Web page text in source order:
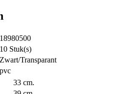
18980500
10 Stuk(s)
Zwart/Transparant
pvc
33 cm.